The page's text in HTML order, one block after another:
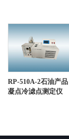
RP-510A-2石油产品
凝点冷滤点测定仪